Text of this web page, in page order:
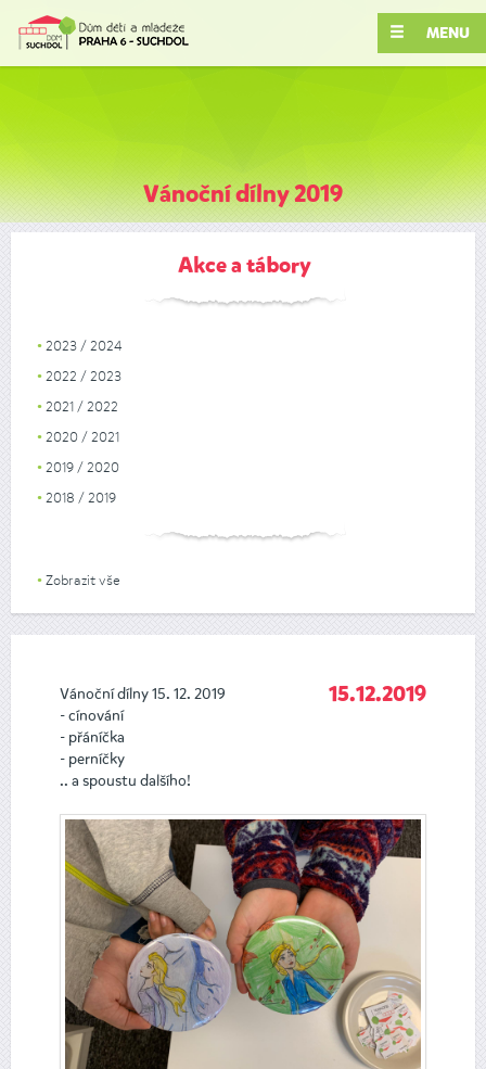
MENU
Vánoční dílny 2019
Akce a tábory
2023 / 2024
2022 / 2023
2021 / 2022
2020 / 2021
2019 / 2020
2018 / 2019
Zobrazit vše
15.12.2019
Vánoční dílny 15. 12. 2019
- cínování
- přáníčka
- perníčky
.. a spoustu dalšího!